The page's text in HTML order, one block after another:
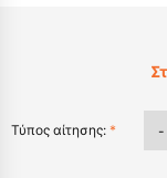
Τύπος αίτησης: *